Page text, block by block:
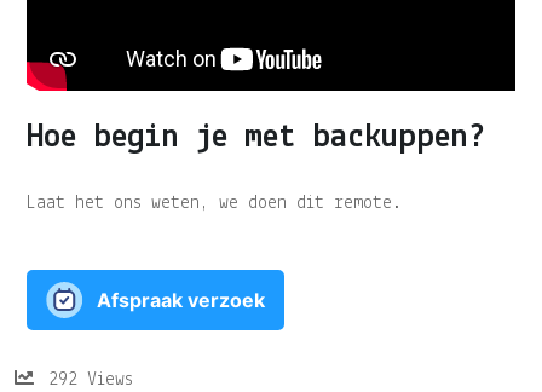
Hoe begin je met backuppen?
Laat het ons weten, we doen dit remote.
Afspraak verzoek
292 Views